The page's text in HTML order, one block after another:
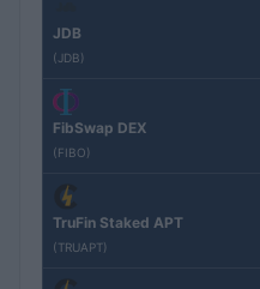
JDB
(JDB)
FibSwap DEX
(FIBO)
TruFin Staked APT
(TRUAPT)